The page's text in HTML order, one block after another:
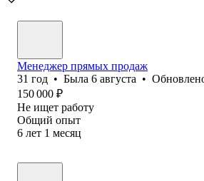
Менеджер прямых продаж
31 год • Была 6 августа •
150 000 ₽
Не ищет работу
Общий опыт
6 лет 1 месяц